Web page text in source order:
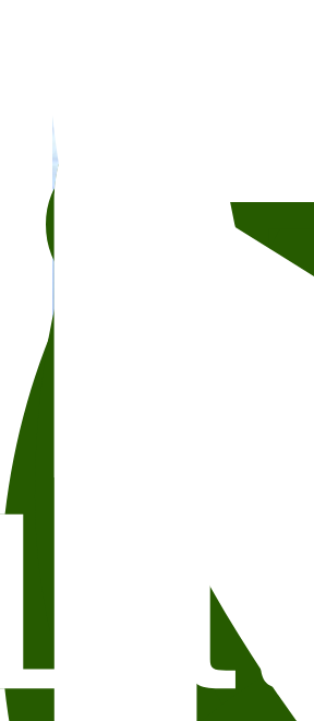
Fotograf: Inger Helen Stenevik
Dyreetikkonferansen er en årlig